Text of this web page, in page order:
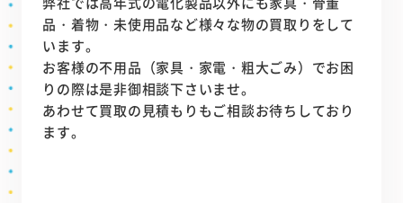
品・着物・未使用品など様々な物の買取りをして
います。
お客様の不用品（家具・家電・粗大ごみ）でお困
りの際は是非御相談下さいませ。
あわせて買取の見積もりもご相談お待ちしており
ます。